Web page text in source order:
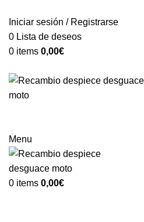
Iniciar sesión / Registrarse
0 Lista de deseos
0 items 0,00€
Menu
0 items 0,00€